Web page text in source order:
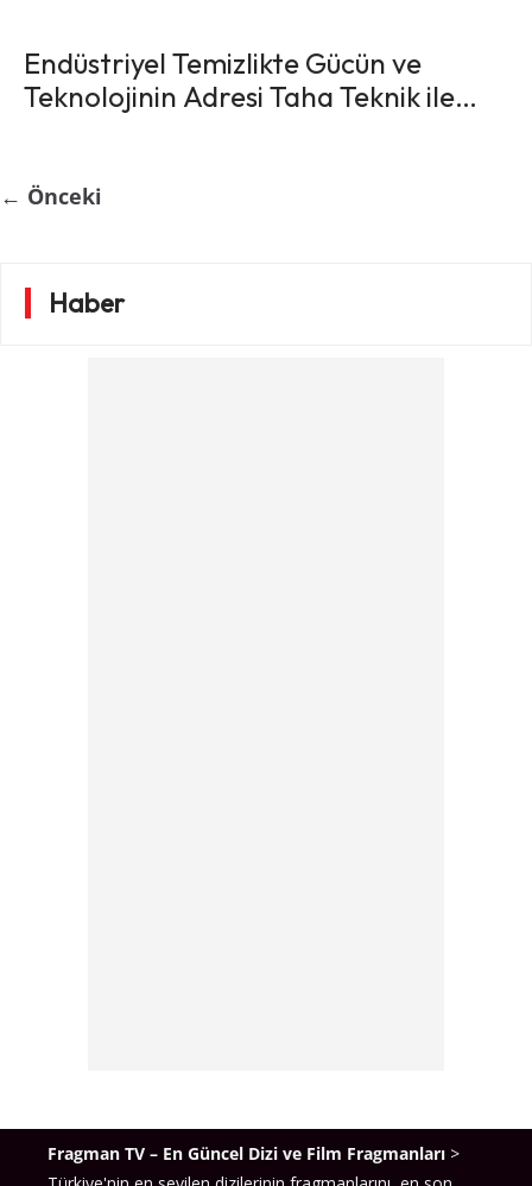
Endüstriyel Temizlikte Gücün ve
Teknolojinin Adresi Taha Teknik ile
← Önceki
Haber
Fragman TV – En Güncel Dizi ve Film Fragmanları >